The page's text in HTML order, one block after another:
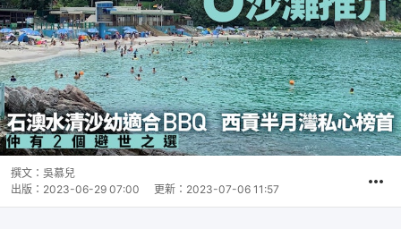
撰文： 吳慕兒
出版： 2023-06-29 07:00 更新： 2023-07-06 11:57